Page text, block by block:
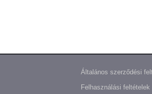
Általános szerződési
Felhasználási feltételek